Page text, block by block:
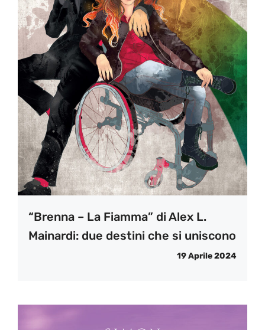
“Brenna – La Fiamma” di Alex L.
Mainardi: due destini che si uniscono
19 Aprile 2024